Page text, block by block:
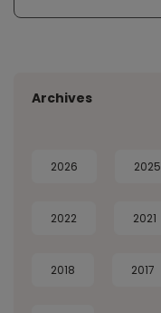
Archives
2026 2025
2022 2021
2018 2017